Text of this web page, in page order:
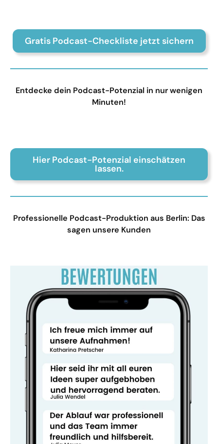
Gratis Podcast-Checkliste jetzt sichern
Entdecke dein Podcast-Potenzial in nur wenigen
Minuten!
Hier Podcast-Potenzial einschätzen
lassen.
Professionelle Podcast-Produktion aus Berlin: Das
sagen unsere Kunden